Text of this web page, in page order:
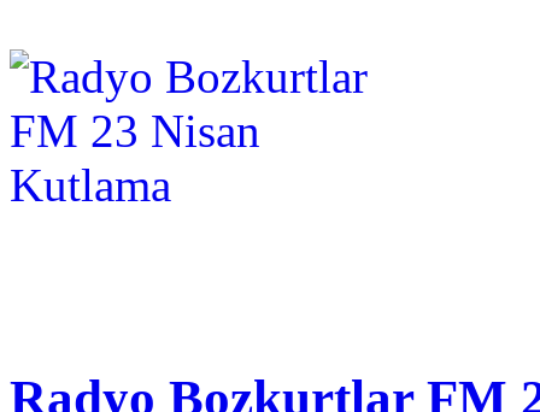
Radyo Bozkurtlar FM